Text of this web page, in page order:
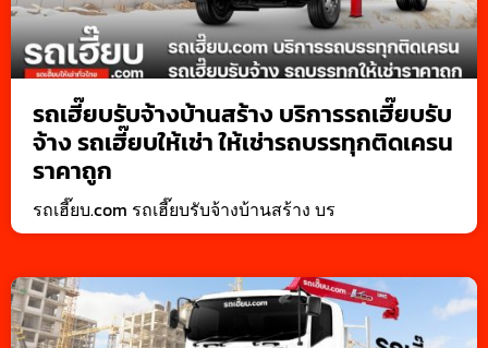
รถเฮี๊ยบรับจ้างบ้านสร้าง บริการรถเฮี๊ยบรับ
จ้าง รถเฮี๊ยบให้เช่า ให้เช่ารถบรรทุกติดเครน
ราคาถูก
รถเฮี๊ยบ.com รถเฮี๊ยบรับจ้างบ้านสร้าง บร